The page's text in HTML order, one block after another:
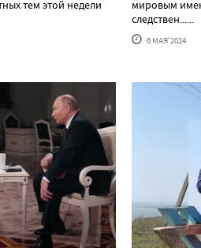
тем этой недели
мировым
следствен......
6 МАЯ'2024